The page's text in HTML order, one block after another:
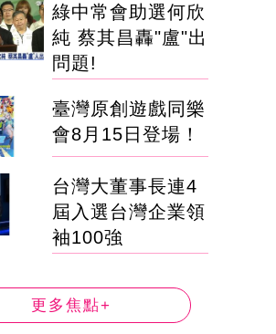
綠中常會助選何欣
純 蔡其昌轟"盧"出
問題!
臺灣原創遊戲同樂
會8月15日登場！
台灣大董事長連4
屆入選台灣企業領
袖100強
更多焦點+